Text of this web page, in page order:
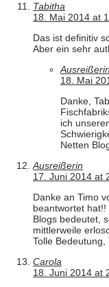
Tabitha
18. Mai 2014 at
Das ist definitiv
Aber ein sehr
Ausreißerin
18. Mai
Danke,
ich
Netten
Ausreißerin
17. Juni 2014 at
Danke an Timo
beantwortet
Blogs bedeutet,
mittlerweile
Tolle
Carola
18. Juni 2014 at